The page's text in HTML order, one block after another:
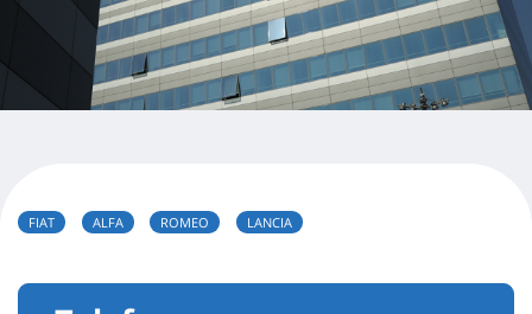
FIAT ALFA ROMEO LANCIA